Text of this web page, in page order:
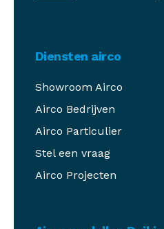
Diensten airco
Showroom Airco
Airco Bedrijven
Airco Particulier
Stel een vraag
Airco Projecten